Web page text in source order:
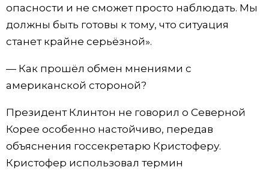
опасности и не сможет просто наблюдать. Мы
должны быть готовы к тому, что ситуация
станет крайне серьёзной».
— Как прошёл обмен мнениями с
американской стороной?
Президент Клинтон не говорил о Северной
Корее особенно настойчиво, передав
объяснения госсекретарю Кристоферу.
Кристофер использовал термин